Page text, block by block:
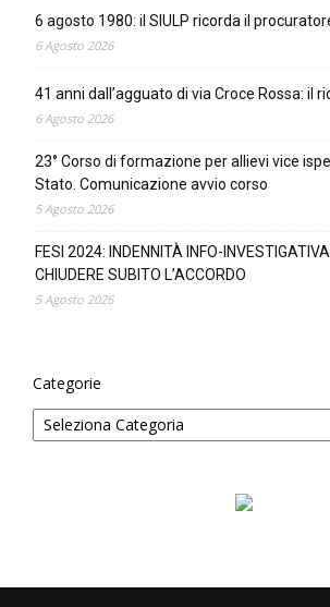
6 agosto 1980: il SIULP ricorda il
6 Agosto 2026
41 anni dall’agguato di via Croce Rossa: il
6 Agosto 2026
23° Corso di formazione per allievi vice
Stato. Comunicazione avvio corso
5 Agosto 2026
FESI 2024: INDENNITÀ INFO-INVESTIGATIVA
CHIUDERE SUBITO L’ACCORDO
5 Agosto 2026
Categorie